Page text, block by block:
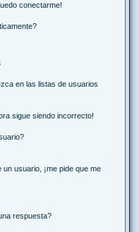
conectarme!
en las listas de usuarios
sigue siendo incorrecto!
usuario, ¡me pide que me
respuesta?